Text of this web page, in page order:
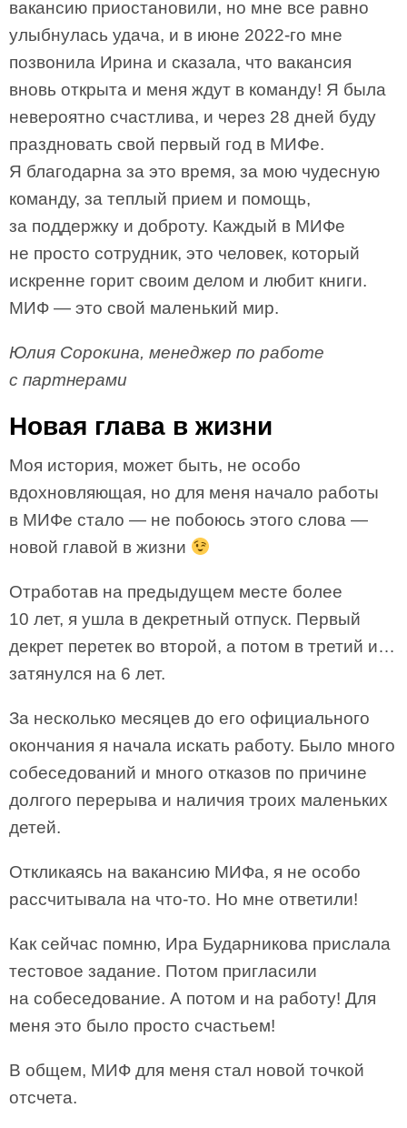
вакансию приостановили, но мне все равно
улыбнулась удача, и в июне 2022-го мне
позвонила Ирина и сказала, что вакансия
вновь открыта и меня ждут в команду! Я была
невероятно счастлива, и через 28 дней буду
праздновать свой первый год в МИФе.
Я благодарна за это время, за мою чудесную
команду, за теплый прием и помощь,
за поддержку и доброту. Каждый в МИФе
не просто сотрудник, это человек, который
искренне горит своим делом и любит книги.
МИФ — это свой маленький мир.
Юлия Сорокина, менеджер по работе
с партнерами
Новая глава в жизни
Моя история, может быть, не особо
вдохновляющая, но для меня начало работы
в МИФе стало — не побоюсь этого слова —
новой главой в жизни
Отработав на предыдущем месте более
10 лет, я ушла в декретный отпуск. Первый
декрет перетек во второй, а потом в третий и…
затянулся на 6 лет.
За несколько месяцев до его официального
окончания я начала искать работу. Было много
собеседований и много отказов по причине
долгого перерыва и наличия троих маленьких
детей.
Откликаясь на вакансию МИФа, я не особо
рассчитывала на что-то. Но мне ответили!
Как сейчас помню, Ира Бударникова прислала
тестовое задание. Потом пригласили
на собеседование. А потом и на работу! Для
меня это было просто счастьем!
В общем, МИФ для меня стал новой точкой
отсчета.